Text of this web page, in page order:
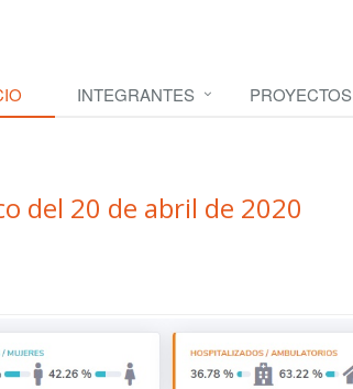
INTEGRANTES PROYECTOS
del 20 de abril de 2020